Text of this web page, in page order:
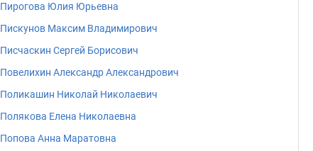
Пирогова Юлия Юрьевна
Пискунов Максим Владимирович
Писчаскин Сергей Борисович
Повелихин Александр Александрович
Поликашин Николай Николаевич
Полякова Елена Николаевна
Попова Анна Маратовна